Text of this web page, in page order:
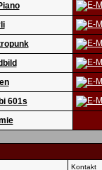
601s
Kontakt